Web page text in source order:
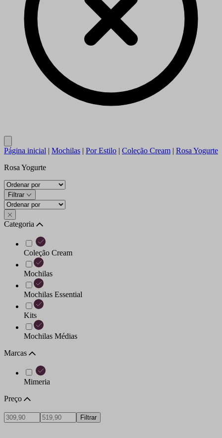
Página inicial | Mochilas | Por Estilo | Coleção Cream | Rosa Yogurte
Rosa Yogurte
Filtrar
Categoria
Coleção Cream
Mochilas
Mochilas Essential
Kits
Mochilas Médias
Marcas
Mimeria
Preço
Filtrar